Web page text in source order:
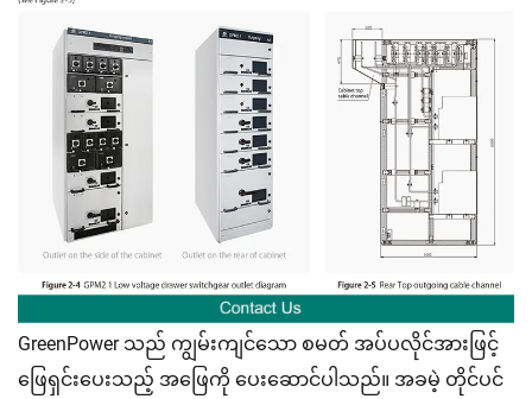
GreenPower သည် ကျွမ်းကျင်သော စမတ် အပ်ပလိုင်အားဖြင့်
ဖြေရှင်းပေးသည့် အဖြေကို ပေးဆောင်ပါသည်။ အခမဲ့ တိုင်ပင်